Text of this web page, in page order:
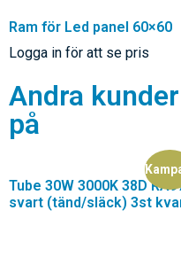
Ram för Led panel 60×60
Logga in för att se pris
Andra
på
Rea!
Tube 30W 3000K 38D
svart (tänd/släck) 3st